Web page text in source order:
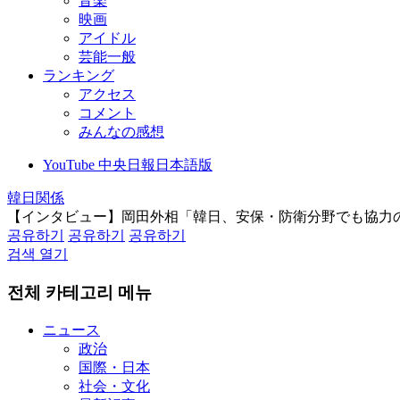
映画
アイドル
芸能一般
ランキング
アクセス
コメント
みんなの感想
YouTube 中央日報日本語版
韓日関係
【インタビュー】岡田外相「韓日、安保・防衛分野でも協力
공유하기
공유하기
공유하기
검색 열기
전체 카테고리 메뉴
ニュース
政治
国際・日本
社会・文化